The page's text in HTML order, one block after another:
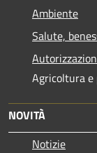
Ambiente
Salute,
Agricoltura e
NOVITÀ
Notizie